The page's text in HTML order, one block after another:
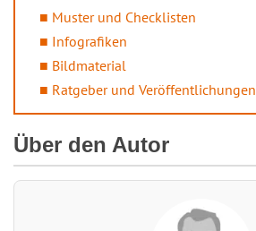
Muster und Checklisten
Infografiken
Bildmaterial
Ratgeber und Veröffentlichungen
Über den Autor